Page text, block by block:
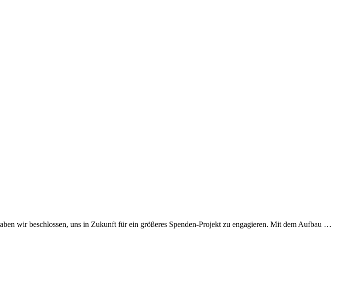
wir beschlossen, uns in Zukunft für ein größeres Spenden-Projekt zu engagieren. Mit dem Aufbau …